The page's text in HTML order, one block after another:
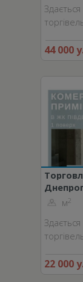
44 000
пер.
м2
22 000